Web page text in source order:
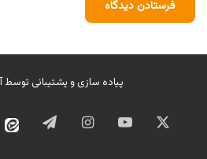
پیاده سازی و پشتیبانی توسط
ایکس یوتیوب اینستاگرامتلگرام